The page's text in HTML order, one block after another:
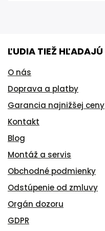
ĽUDIA TIEŽ HĽADAJÚ
O nás
Doprava a platby
Garancia najnižšej ceny
Kontakt
Blog
Montáž a servis
Obchodné podmienky
Odstúpenie od zmluvy
Orgán dozoru
GDPR